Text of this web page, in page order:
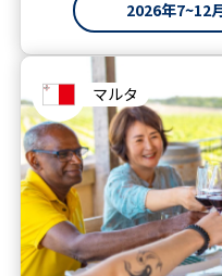
2026年7~12
マルタ